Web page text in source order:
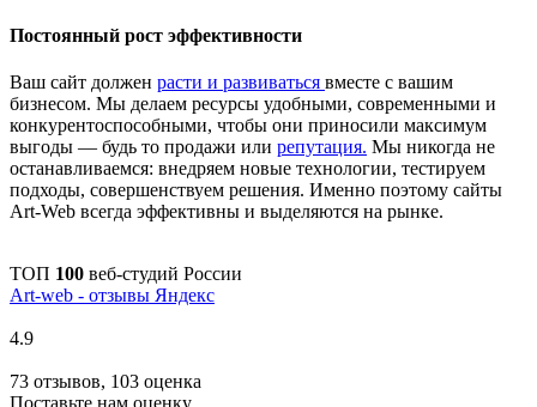
Постоянный рост эффективности
Ваш сайт должен расти и развиваться вместе с вашим
бизнесом. Мы делаем ресурсы удобными, современными и
конкурентоспособными, чтобы они приносили максимум
выгоды — будь то продажи или репутация. Мы никогда не
останавливаемся: внедряем новые технологии, тестируем
подходы, совершенствуем решения. Именно поэтому сайты
Art-Web всегда эффективны и выделяются на рынке.
ТОП 100 веб-студий России
Art-web - отзывы Яндекс
4.9
73 отзывов, 103 оценка
Поставьте нам оценку